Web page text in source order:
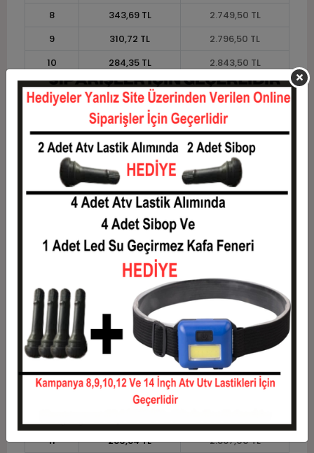
8
343,69 TL
2.749,50 TL
9
310,72 TL
2.796,50 TL
10
284,35 TL
2.843,50 TL
11
260,64 TL
2.867,00 TL
12
242,83 TL 2.914,00 TL
Taksit Taksit Tutarı
Toplam Tutar
2.350,00 TL
2.350,00 TL
1.175,00 TL
3
838,17 TL
2.514,50 TL
640,37 TL
5
521,70 TL
2.608,50 TL
6
442,58 TL
2.655,50 TL
7
386,07 TL
2.702,50 TL
8
343,69 TL
2.749,50 TL
310,72 TL
11
260,64 TL
2.867,00 TL